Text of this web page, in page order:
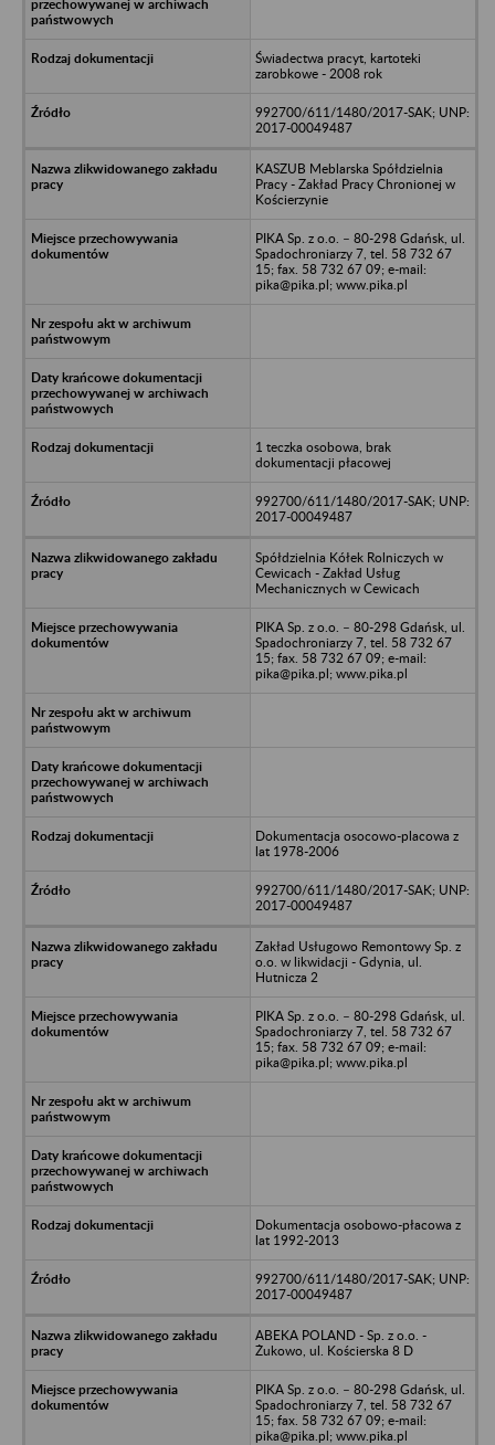
Świadectwa pracyt, kartoteki
zarobkowe - 2008 rok
992700/611/1480/2017-SAK; UNP:
2017-00049487
KASZUB Meblarska Spółdzielnia
Pracy - Zakład Pracy Chronionej w
Kościerzynie
PIKA Sp. z o.o. – 80-298 Gdańsk, ul.
Spadochroniarzy 7, tel. 58 732 67
15; fax. 58 732 67 09; e-mail:
pika@pika.pl; www.pika.pl
1 teczka osobowa, brak
dokumentacji płacowej
992700/611/1480/2017-SAK; UNP:
2017-00049487
Spółdzielnia Kółek Rolniczych w
Cewicach - Zakład Usług
Mechanicznych w Cewicach
PIKA Sp. z o.o. – 80-298 Gdańsk, ul.
Spadochroniarzy 7, tel. 58 732 67
15; fax. 58 732 67 09; e-mail:
pika@pika.pl; www.pika.pl
Dokumentacja osocowo-placowa z
lat 1978-2006
992700/611/1480/2017-SAK; UNP:
2017-00049487
Zakład Usługowo Remontowy Sp. z
o.o. w likwidacji - Gdynia, ul.
Hutnicza 2
PIKA Sp. z o.o. – 80-298 Gdańsk, ul.
Spadochroniarzy 7, tel. 58 732 67
15; fax. 58 732 67 09; e-mail:
pika@pika.pl; www.pika.pl
Dokumentacja osobowo-płacowa z
lat 1992-2013
992700/611/1480/2017-SAK; UNP:
2017-00049487
ABEKA POLAND - Sp. z o.o. -
Żukowo, ul. Kościerska 8 D
PIKA Sp. z o.o. – 80-298 Gdańsk, ul.
Spadochroniarzy 7, tel. 58 732 67
15; fax. 58 732 67 09; e-mail:
pika@pika.pl; www.pika.pl